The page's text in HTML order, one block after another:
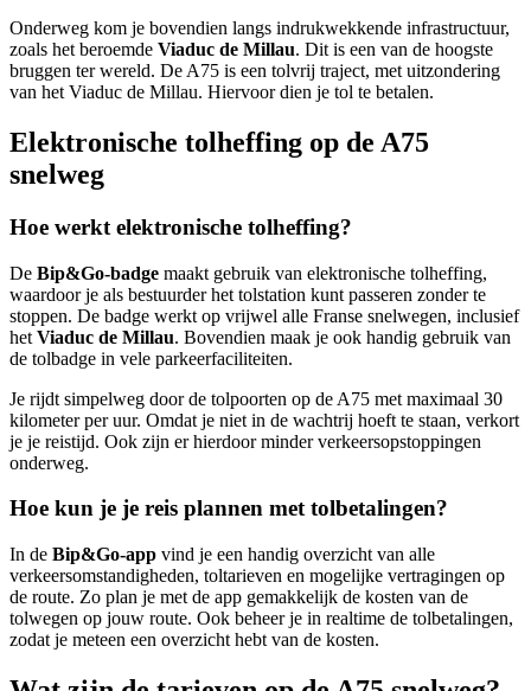
Onderweg kom je bovendien langs indrukwekkende infrastructuur,
zoals het beroemde Viaduc de Millau. Dit is een van de hoogste
bruggen ter wereld. De A75 is een tolvrij traject, met uitzondering
van het Viaduc de Millau. Hiervoor dien je tol te betalen.
Elektronische tolheffing op de A75
snelweg
Hoe werkt elektronische tolheffing?
De Bip&Go-badge maakt gebruik van elektronische tolheffing,
waardoor je als bestuurder het tolstation kunt passeren zonder te
stoppen. De badge werkt op vrijwel alle Franse snelwegen, inclusief
het Viaduc de Millau. Bovendien maak je ook handig gebruik van
de tolbadge in vele parkeerfaciliteiten.
Je rijdt simpelweg door de tolpoorten op de A75 met maximaal 30
kilometer per uur. Omdat je niet in de wachtrij hoeft te staan, verkort
je je reistijd. Ook zijn er hierdoor minder verkeersopstoppingen
onderweg.
Hoe kun je je reis plannen met tolbetalingen?
In de Bip&Go-app vind je een handig overzicht van alle
verkeersomstandigheden, toltarieven en mogelijke vertragingen op
de route. Zo plan je met de app gemakkelijk de kosten van de
tolwegen op jouw route. Ook beheer je in realtime de tolbetalingen,
zodat je meteen een overzicht hebt van de kosten.